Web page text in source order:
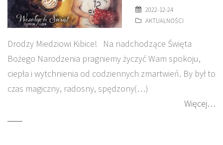
2022-12-24
AKTUALNOŚCI
Drodzy Miedziowi Kibice! Na nadchodzące Święta
Bożego Narodzenia pragniemy życzyć Wam spokoju,
ciepła i wytchnienia od codziennych zmartwień. By był to
czas magiczny, radosny, spędzony(…)
Więcej…